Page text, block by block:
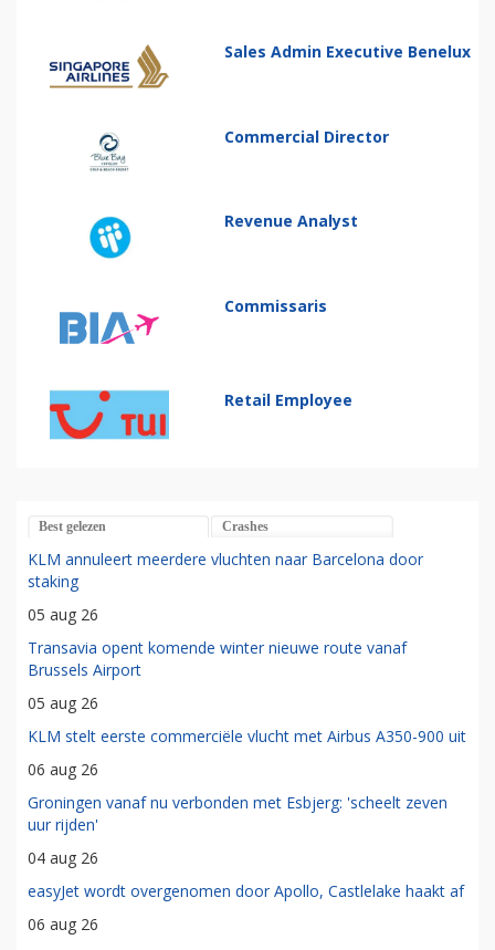
Sales Admin Executive Benelux
Commercial Director
Revenue Analyst
Commissaris
Retail Employee
Best gelezen Crashes
KLM annuleert meerdere vluchten naar Barcelona door
staking
05 aug 26
Transavia opent komende winter nieuwe route vanaf
Brussels Airport
05 aug 26
KLM stelt eerste commerciële vlucht met Airbus A350-900 uit
06 aug 26
Groningen vanaf nu verbonden met Esbjerg: 'scheelt zeven
uur rijden'
04 aug 26
easyJet wordt overgenomen door Apollo, Castlelake haakt af
06 aug 26